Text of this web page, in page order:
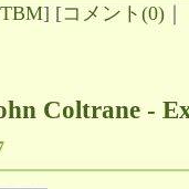
TBM] [コメント(0)
Coltrane -